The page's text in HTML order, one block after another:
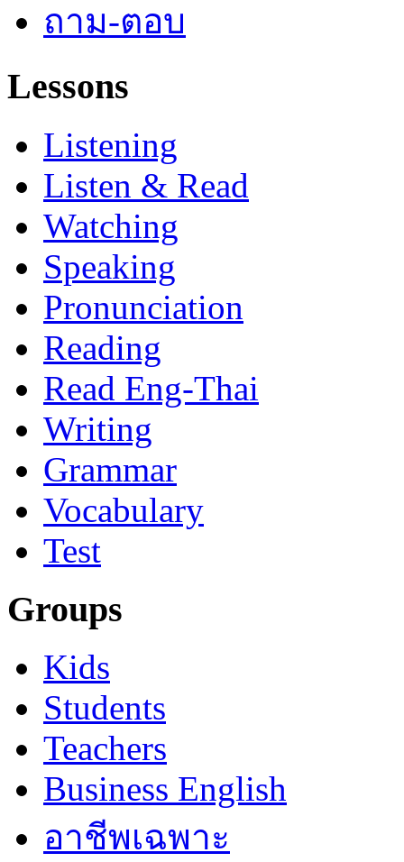
ถาม-ตอบ
Lessons
Listening
Listen & Read
Watching
Speaking
Pronunciation
Reading
Read Eng-Thai
Writing
Grammar
Vocabulary
Test
Groups
Kids
Students
Teachers
Business English
อาชีพเฉพาะ